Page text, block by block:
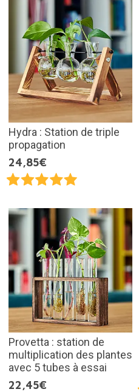
Hydra : Station de triple
propagation
24,85€
Provetta : station de
multiplication des plantes
avec 5 tubes à essai
22,45€